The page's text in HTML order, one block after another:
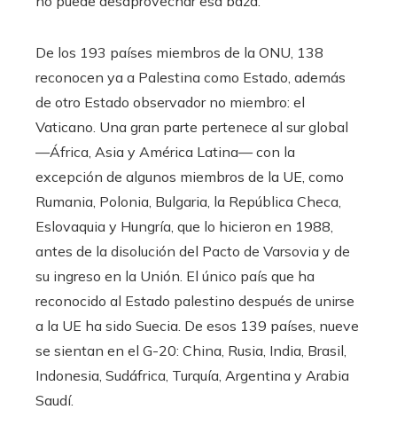
De los 193 países miembros de la ONU, 138
reconocen ya a Palestina como Estado, además
de otro Estado observador no miembro: el
Vaticano. Una gran parte pertenece al sur global
—África, Asia y América Latina— con la
excepción de algunos miembros de la UE, como
Rumania, Polonia, Bulgaria, la República Checa,
Eslovaquia y Hungría, que lo hicieron en 1988,
antes de la disolución del Pacto de Varsovia y de
su ingreso en la Unión. El único país que ha
reconocido al Estado palestino después de unirse
a la UE ha sido Suecia. De esos 139 países, nueve
se sientan en el G-20: China, Rusia, India, Brasil,
Indonesia, Sudáfrica, Turquía, Argentina y Arabia
Saudí.